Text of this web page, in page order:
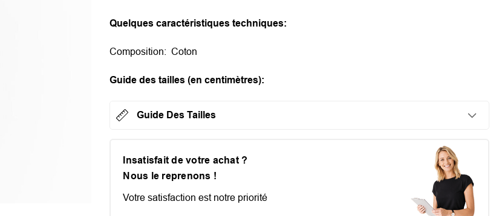
Quelques caractéristiques techniques:
Composition: Coton
Guide des tailles (en centimètres):
Guide Des Tailles
Insatisfait de votre achat ?
Nous le reprenons !
Votre satisfaction est notre priorité